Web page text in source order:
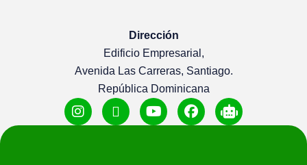
Dirección
Edificio Empresarial,
Avenida Las Carreras, Santiago.
República Dominicana